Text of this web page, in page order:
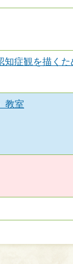
知症観を描くた
教室